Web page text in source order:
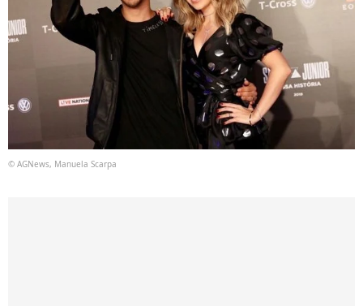
© AGNews, Manuela Scarpa